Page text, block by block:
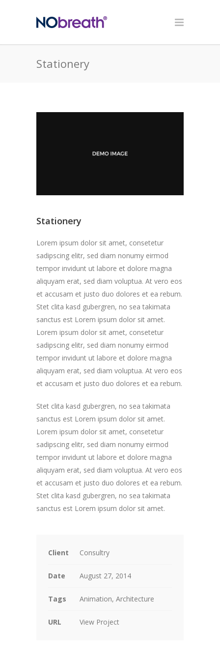
Stationery
Stationery
Lorem ipsum dolor sit amet, consetetur
sadipscing elitr, sed diam nonumy eirmod
tempor invidunt ut labore et dolore magna
aliquyam erat, sed diam voluptua. At vero eos
et accusam et justo duo dolores et ea rebum.
Stet clita kasd gubergren, no sea takimata
sanctus est Lorem ipsum dolor sit amet.
Lorem ipsum dolor sit amet, consetetur
sadipscing elitr, sed diam nonumy eirmod
tempor invidunt ut labore et dolore magna
aliquyam erat, sed diam voluptua. At vero eos
et accusam et justo duo dolores et ea rebum.
Stet clita kasd gubergren, no sea takimata
sanctus est Lorem ipsum dolor sit amet.
Lorem ipsum dolor sit amet, consetetur
sadipscing elitr, sed diam nonumy eirmod
tempor invidunt ut labore et dolore magna
aliquyam erat, sed diam voluptua. At vero eos
et accusam et justo duo dolores et ea rebum.
Stet clita kasd gubergren, no sea takimata
sanctus est Lorem ipsum dolor sit amet.
Client Consultry
Date August 27, 2014
Tags Animation, Architecture
URL View Project